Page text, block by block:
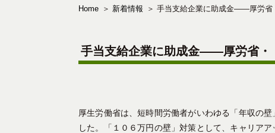
Home 新着情報 手当支給企業に助成金――厚労省
手当支給企業に助成金――厚労省・
厚生労働省は、短時間労働者がいわゆる「年収の
した。「１０６万円の壁」対策として、キャリア